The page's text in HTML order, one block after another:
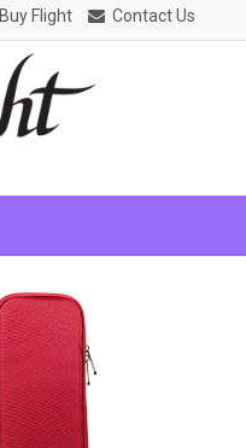
Buy Flight Contact Us